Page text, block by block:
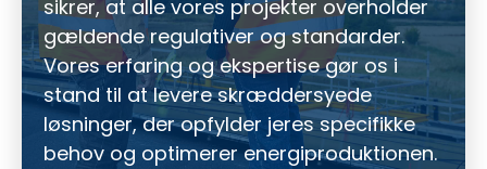
sikrer, at alle vores projekter overholder
gældende regulativer og standarder.
Vores erfaring og ekspertise gør os i
stand til at levere skræddersyede
løsninger, der opfylder jeres specifikke
behov og optimerer energiproduktionen.